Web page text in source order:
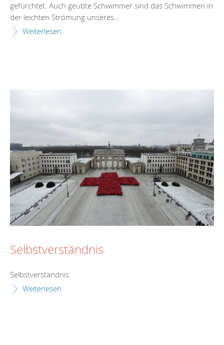
gefürchtet. Auch geübte Schwimmer sind das Schwimmen in
der leichten Strömung unseres...
Weiterlesen
Selbstverständnis
Selbstverständnis
Weiterlesen